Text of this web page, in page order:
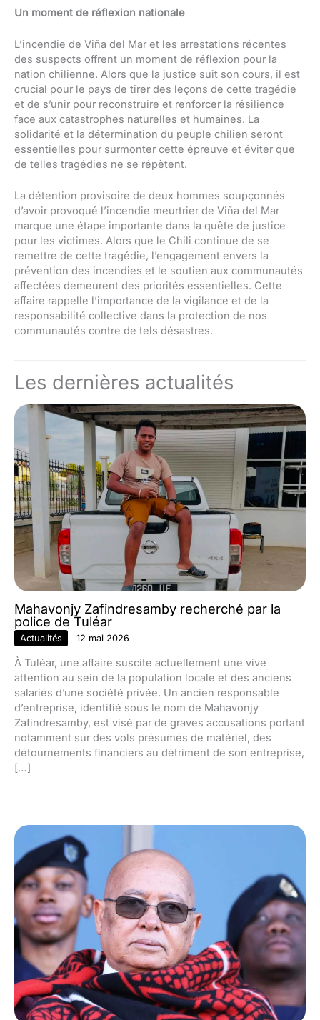
Un moment de réflexion nationale
L’incendie de Viña del Mar et les arrestations récentes
des suspects offrent un moment de réflexion pour la
nation chilienne. Alors que la justice suit son cours, il est
crucial pour le pays de tirer des leçons de cette tragédie
et de s’unir pour reconstruire et renforcer la résilience
face aux catastrophes naturelles et humaines. La
solidarité et la détermination du peuple chilien seront
essentielles pour surmonter cette épreuve et éviter que
de telles tragédies ne se répètent.
La détention provisoire de deux hommes soupçonnés
d’avoir provoqué l’incendie meurtrier de Viña del Mar
marque une étape importante dans la quête de justice
pour les victimes. Alors que le Chili continue de se
remettre de cette tragédie, l’engagement envers la
prévention des incendies et le soutien aux communautés
affectées demeurent des priorités essentielles. Cette
affaire rappelle l’importance de la vigilance et de la
responsabilité collective dans la protection de nos
communautés contre de tels désastres.
Les dernières actualités
Mahavonjy Zafindresamby recherché par la
police de Tuléar
Actualités 12 mai 2026
À Tuléar, une affaire suscite actuellement une vive
attention au sein de la population locale et des anciens
salariés d’une société privée. Un ancien responsable
d’entreprise, identifié sous le nom de Mahavonjy
Zafindresamby, est visé par de graves accusations portant
notamment sur des vols présumés de matériel, des
détournements financiers au détriment de son entreprise,
[…]